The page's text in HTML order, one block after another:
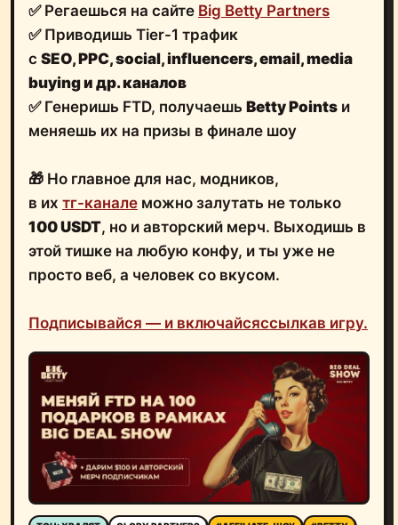
✅ Регаешься на сайте Big Betty Partners
✅ Приводишь Tier-1 трафик
с SEO, PPC, social, influencers, email, media
buying и др. каналов
✅ Генеришь FTD, получаешь Betty Points и
меняешь их на призы в финале шоу
🎁 Но главное для нас, модников,
в их тг-канале можно залутать не только
100 USDT, но и авторский мерч. Выходишь в
этой тишке на любую конфу, и ты уже не
просто веб, а человек со вкусом.
Подписывайся — и включайсяссылкав игру.